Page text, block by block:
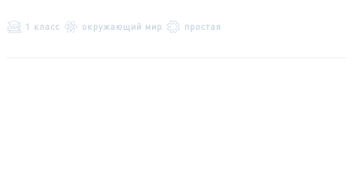
1 класс окружающий мир простая